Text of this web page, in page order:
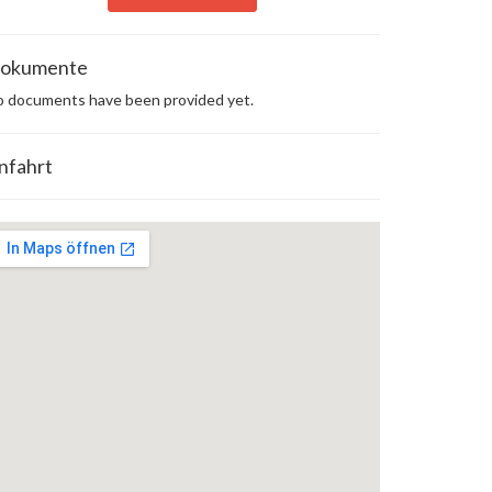
documents have been provided yet.